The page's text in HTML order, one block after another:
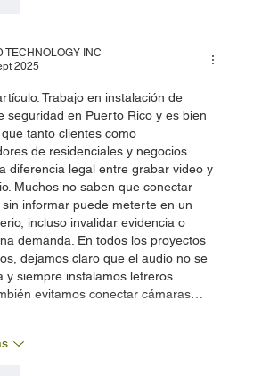
TECHNOLOGY INC
2025
Trabajo en instalación de
seguridad en Puerto Rico y es bien
tanto clientes como
de residenciales y negocios
diferencia legal entre grabar video y
Muchos no saben que conectar
informar puede meterte en un
incluso invalidar evidencia o
demanda. En todos los proyectos
dejamos claro que el audio no se
y siempre instalamos letreros
evitamos conectar cámaras…